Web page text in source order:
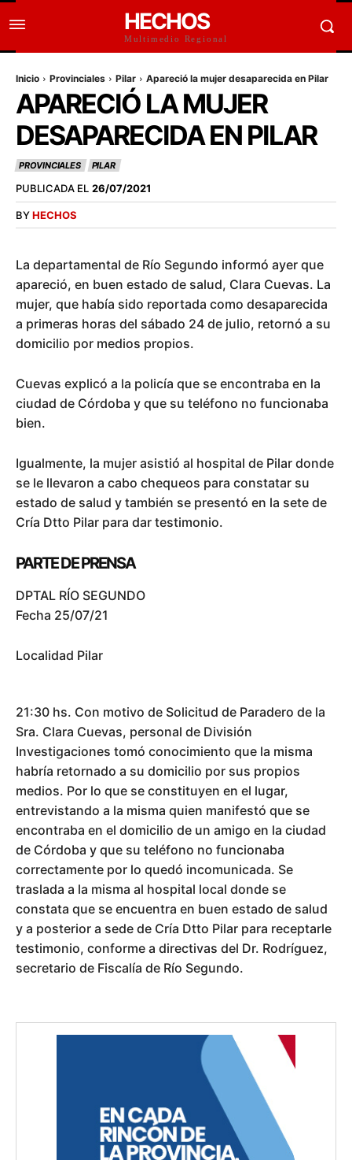
HECHOS
Multimedio Regional
Inicio Provinciales Pilar Apareció la mujer desaparecida en Pilar
APARECIÓ LA MUJER
DESAPARECIDA EN PILAR
PROVINCIALES PILAR
PUBLICADA EL 26/07/2021
BYHECHOS
La departamental de Río Segundo informó ayer que
apareció, en buen estado de salud, Clara Cuevas. La
mujer, que había sido reportada como desaparecida
a primeras horas del sábado 24 de julio, retornó a su
domicilio por medios propios.
Cuevas explicó a la policía que se encontraba en la
ciudad de Córdoba y que su teléfono no funcionaba
bien.
Igualmente, la mujer asistió al hospital de Pilar donde
se le llevaron a cabo chequeos para constatar su
estado de salud y también se presentó en la sete de
Cría Dtto Pilar para dar testimonio.
PARTE DE PRENSA
DPTAL RÍO SEGUNDO
Fecha 25/07/21
Localidad Pilar
21:30 hs. Con motivo de Solicitud de Paradero de la
Sra. Clara Cuevas, personal de División
Investigaciones tomó conocimiento que la misma
habría retornado a su domicilio por sus propios
medios. Por lo que se constituyen en el lugar,
entrevistando a la misma quien manifestó que se
encontraba en el domicilio de un amigo en la ciudad
de Córdoba y que su teléfono no funcionaba
correctamente por lo quedó incomunicada. Se
traslada a la misma al hospital local donde se
constata que se encuentra en buen estado de salud
y a posterior a sede de Cría Dtto Pilar para receptarle
testimonio, conforme a directivas del Dr. Rodríguez,
secretario de Fiscalía de Río Segundo.